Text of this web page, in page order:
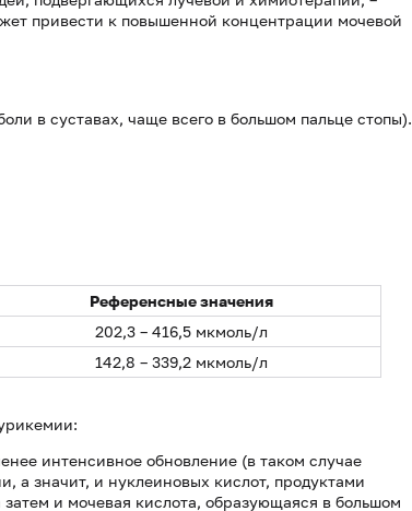
привести к повышенной концентрации мочевой
в суставах, чаще всего в большом пальце стопы).
Референсные значения
202,3 – 416,5 мкмоль/л
142,8 – 339,2 мкмоль/л
интенсивное обновление (в таком случае
а значит, и нуклеиновых кислот, продуктами
и мочевая кислота, образующаяся в большом